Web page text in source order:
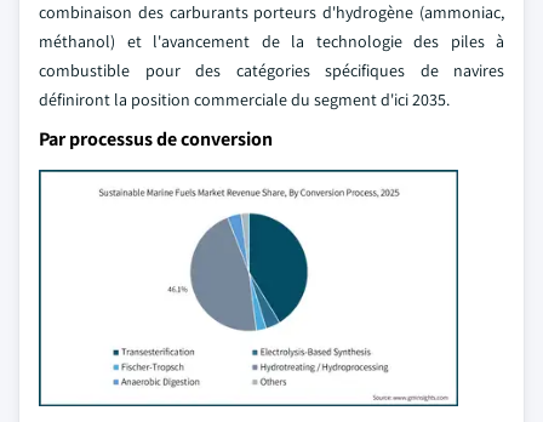
combinaison des carburants porteurs d'hydrogène (ammoniac,
méthanol) et l'avancement de la technologie des piles à
combustible pour des catégories spécifiques de navires
définiront la position commerciale du segment d'ici 2035.
Par processus de conversion